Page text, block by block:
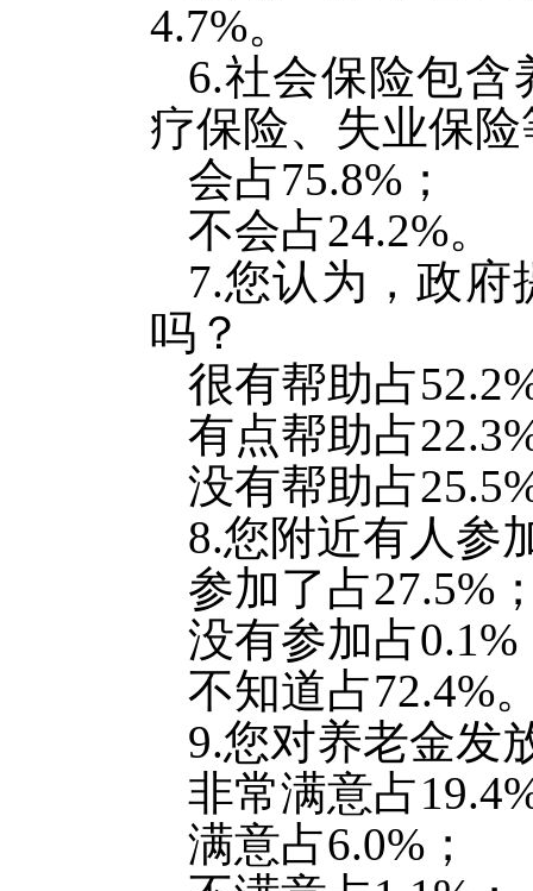
4.7%。
6.社会保险包含
疗保险、失业保
会占75.8%；
不会占24.2%。
7.您认为，政
吗？
很有帮助占
有点帮助占
没有帮助占
8.您附近有人参
参加了占27.5%
没有参加占0.1%
不知道占72.4%
9.您对养老金发
非常满意占
满意占6.0%；